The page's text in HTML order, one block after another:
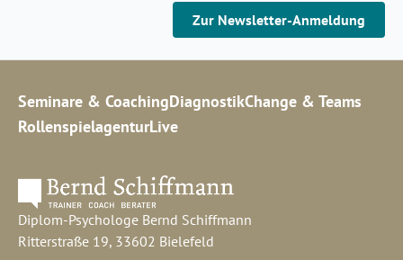
Zur Newsletter-Anmeldung
Seminare & CoachingDiagnostikChange & Teams
RollenspielagenturLive
Diplom-Psychologe Bernd Schiffmann
Ritterstraße 19, 33602 Bielefeld